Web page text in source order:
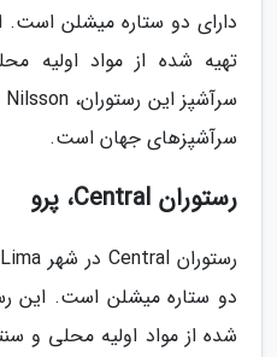
دارای دو ستاره میشلن است.
تهیه شده از مواد
سرآشپزهای جهان است.
رستوران Central، پرو
دو ستاره میشلن است. این
شده از مواد اولیه محلی و